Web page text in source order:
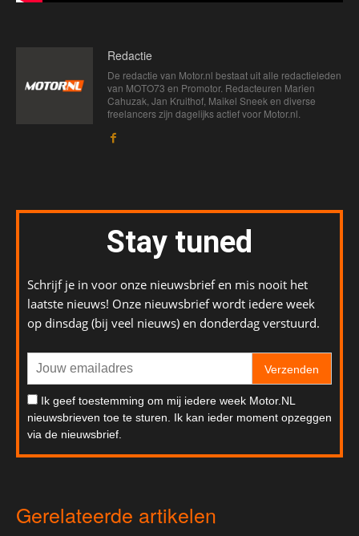
Redactie
De redactie van Motor.nl bestaat uit alle redactieleden
van MOTO73 en Promotor. Redacteuren Marien
Cahuzak, Jan Kruithof, Maikel Sneek en diverse
freelancers zijn dagelijks actief voor Motor.nl.
Stay tuned
Schrijf je in voor onze nieuwsbrief en mis nooit het
laatste nieuws! Onze nieuwsbrief wordt iedere week
op dinsdag (bij veel nieuws) en donderdag verstuurd.
Verzenden
Ik geef toestemming om mij iedere week Motor.NL
nieuwsbrieven toe te sturen. Ik kan ieder moment opzeggen
via de nieuwsbrief.
Gerelateerde artikelen